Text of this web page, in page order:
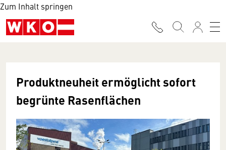
Zum Inhalt springen
Produktneuheit ermöglicht sofort
begrünte Rasenflächen